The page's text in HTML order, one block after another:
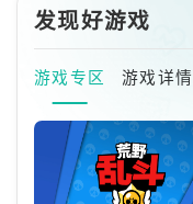
发现好游戏
游戏专区 游戏详情